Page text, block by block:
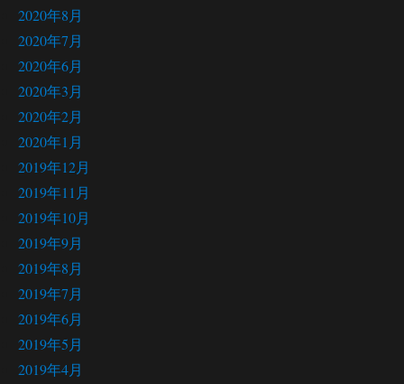
2020年8月
2020年7月
2020年6月
2020年3月
2020年2月
2020年1月
2019年12月
2019年11月
2019年10月
2019年9月
2019年8月
2019年7月
2019年6月
2019年5月
2019年4月